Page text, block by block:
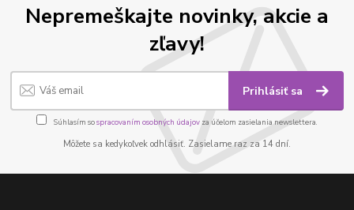
Nepremeškajte novinky, akcie a
zľavy!
Prihlásiť sa
Súhlasím sospracovaním osobných údajov za účelom zasielania newslettera.
Môžete sa kedykoľvek odhlásiť. Zasielame raz za 14 dní.